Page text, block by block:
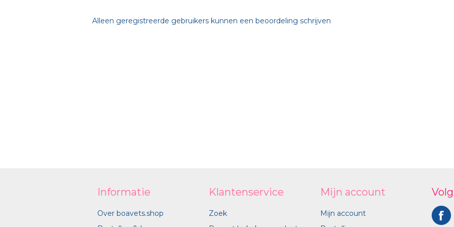
Alleen geregistreerde gebruikers kunnen een beoordeling schrijven
Informatie
Over boavets.shop
Klantenservice
Zoek
Mijn account
Mijn account